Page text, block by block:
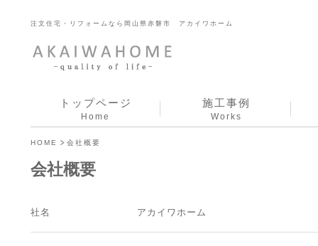
注文住宅・リフォームなら岡山県赤磐市 アカイワホーム
トップページ
Home
施工事例
Works
HOME 会社概要
会社概要
社名 アカイワホーム